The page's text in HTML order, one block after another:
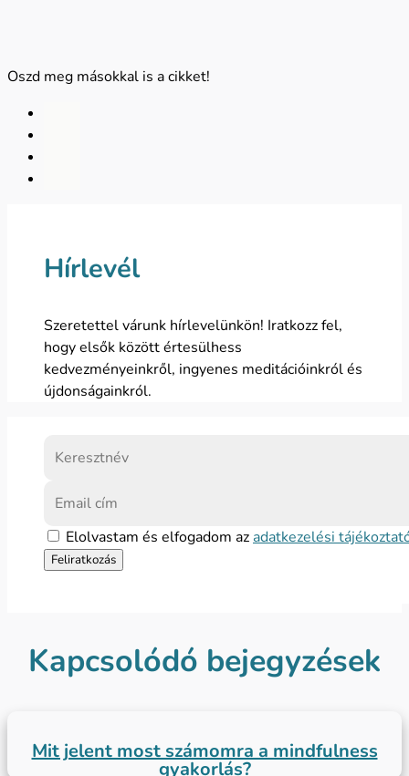
Oszd meg másokkal is a cikket!
Hírlevél
Szeretettel várunk hírlevelünkön! Iratkozz fel,
hogy elsők között értesülhess
kedvezményeinkről, ingyenes meditációinkról és
újdonságainkról.
Elolvastam és elfogadom az adatkezelési
Kapcsolódó bejegyzések
Mit jelent most számomra a mindfulness
gyakorlás?